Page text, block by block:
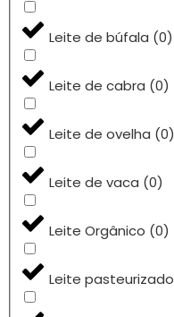
Leite de búfala (0)
Leite de cabra (0)
Leite de ovelha (0)
Leite de vaca (0)
Leite Orgânico (0)
Leite pasteurizado